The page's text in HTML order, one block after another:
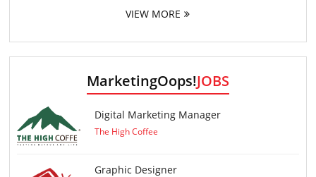
VIEW MORE
MarketingOops!JOBS
Digital Marketing Manager
The High Coffee
Graphic Designer